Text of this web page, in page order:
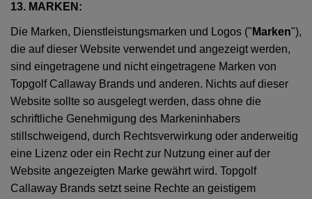
13. MARKEN:
Die Marken, Dienstleistungsmarken und Logos (" Marken"),
die auf dieser Website verwendet und angezeigt werden,
sind eingetragene und nicht eingetragene Marken von
Topgolf Callaway Brands und anderen. Nichts auf dieser
Website sollte so ausgelegt werden, dass ohne die
schriftliche Genehmigung des Markeninhabers
stillschweigend, durch Rechtsverwirkung oder anderweitig
eine Lizenz oder ein Recht zur Nutzung einer auf der
Website angezeigten Marke gewährt wird. Topgolf
Callaway Brands setzt seine Rechte an geistigem